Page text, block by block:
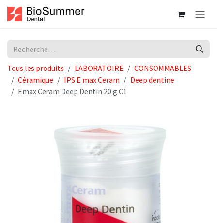
Se rendre au contenu
Tous les produits LABORATOIRE
CONSOMMABLES
Céramique
IPS E max Ceram
Deep dentine
Emax Ceram Deep Dentin 20 g C1